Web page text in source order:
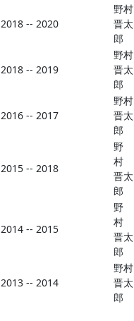
2018 -- 2020
野村
晋太
郎
2018 -- 2019
野村
晋太
郎
2016 -- 2017
野村
晋太
郎
2015 -- 2018
野
村
晋太
郎
2014 -- 2015
野
村
晋太
郎
2013 -- 2014
野村
晋太
郎